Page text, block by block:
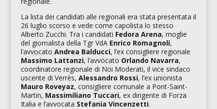
La lista dei candidati alle regionali era stata presentata il
26 luglio scorso e vede come capolista lo stesso
Alberto Zucchi. Tra i candidati Fedora Arena, moglie
del giornalista della Tgr VdA Enrico Romagnoli,
l’avvocato Andrea Balducci, l’ex consigliere regionale
Massimo Lattanzi, l’avvocato Orlando Navarra,
coordinatore regionale di Noi Moderati, il vice sindaco
uscente di Verrès, Alessandro Rossi, l’ex unionista
Mauro Roveyaz, consigliere comunale a Pont-Saint-
Martin, Massimiliano Tuccari, ex dirigente di Forza
Italia e l’avvocata Stefania Vincenzetti.